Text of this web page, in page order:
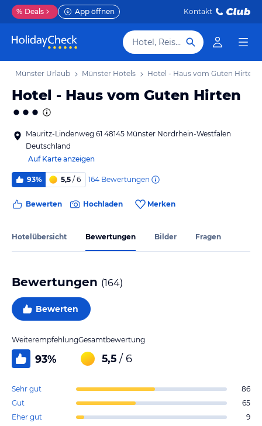
% Deals App öffnen Kontakt
Hotel, Reiseziel
Münster Urlaub Münster Hotels Hotel - Haus vom Guten Hirten
Hotel - Haus vom Guten Hirten
Mauritz-Lindenweg 61 48145 Münster Nordrhein-Westfalen
Deutschland
Auf Karte anzeigen
93% 5,5 / 6 164 Bewertungen
Bewerten Hochladen Merken
Hotelübersicht Bewertungen Bilder Fragen
Bewertungen (164)
Bewerten
Weiterempfehlung
93%
Gesamtbewertung
5,5 / 6
Sehr gut
86
Gut
65
Eher gut
9